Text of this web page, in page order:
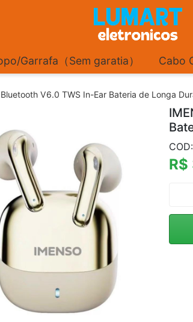
Garrafa（Sem garatia） Cabo
Bluetooth V6.0 TWS In-Ear Bateria de Longa